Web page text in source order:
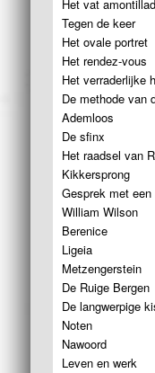
Het vat
Tegen de keer
Het ovale portret
Het rendez-vous
Het verraderlijke
De methode van
Ademloos
De sfinx
Het raadsel van
Kikkersprong
Gesprek met
William Wilson
Berenice
Ligeia
Metzengerstein
De Ruige Bergen
De langwerpige
Noten
Nawoord
Leven en werk